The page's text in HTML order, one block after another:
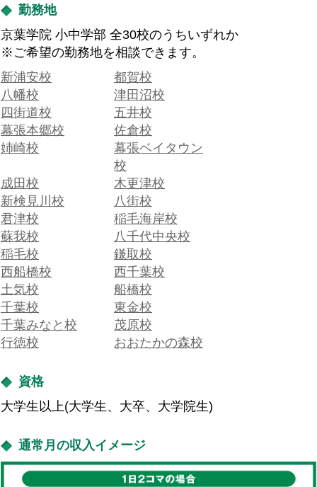
勤務地
京葉学院 小中学部 全30校のうちいずれか
※ご希望の勤務地を相談できます。
新浦安校
都賀校
八幡校
津田沼校
四街道校
五井校
幕張本郷校
佐倉校
姉崎校
幕張ベイタウン
校
成田校
木更津校
新検見川校
八街校
君津校
稲毛海岸校
蘇我校
八千代中央校
稲毛校
鎌取校
西船橋校
西千葉校
土気校
船橋校
千葉校
東金校
千葉みなと校
茂原校
行徳校
おおたかの森校
資格
大学生以上(大学生、大卒、大学院生)
通常月の収入イメージ